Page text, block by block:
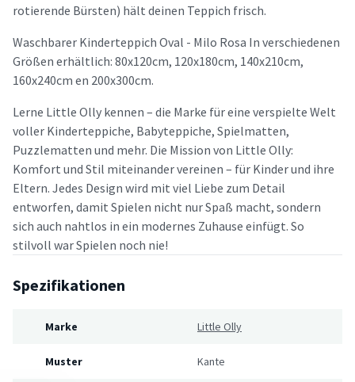
rotierende Bürsten) hält deinen Teppich frisch.
Waschbarer Kinderteppich Oval - Milo Rosa In verschiedenen
Größen erhältlich: 80x120cm, 120x180cm, 140x210cm,
160x240cm en 200x300cm.
Lerne Little Olly kennen – die Marke für eine verspielte Welt
voller Kinderteppiche, Babyteppiche, Spielmatten,
Puzzlematten und mehr. Die Mission von Little Olly:
Komfort und Stil miteinander vereinen – für Kinder und ihre
Eltern. Jedes Design wird mit viel Liebe zum Detail
entworfen, damit Spielen nicht nur Spaß macht, sondern
sich auch nahtlos in ein modernes Zuhause einfügt. So
stilvoll war Spielen noch nie!
Spezifikationen
Marke Little Olly
Muster Kante